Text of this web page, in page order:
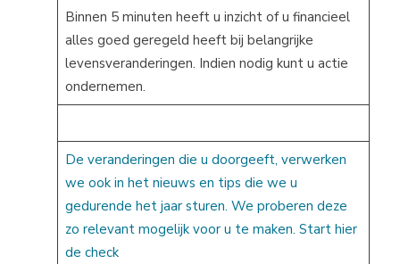
Binnen 5 minuten heeft u inzicht of u financieel
alles goed geregeld heeft bij belangrijke
levensveranderingen. Indien nodig kunt u actie
ondernemen.
De veranderingen die u doorgeeft, verwerken
we ook in het nieuws en tips die we u
gedurende het jaar sturen. We proberen deze
zo relevant mogelijk voor u te maken. Start hier
de check